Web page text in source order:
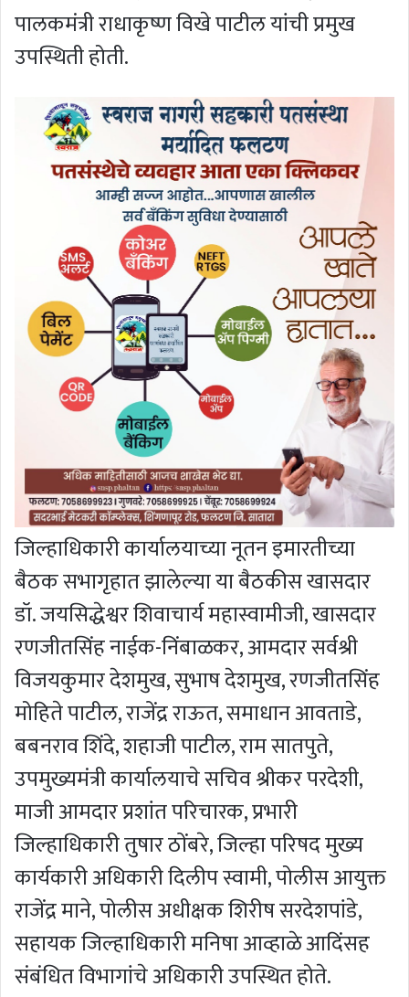
पालकमंत्री राधाकृष्ण विखे पाटील यांची प्रमुख
उपस्थिती होती.
जिल्हाधिकारी कार्यालयाच्या नूतन इमारतीच्या
बैठक सभागृहात झालेल्या या बैठकीस खासदार
डॉ. जयसिद्धेश्वर शिवाचार्य महास्वामीजी, खासदार
रणजीतसिंह नाईक-निंबाळकर, आमदार सर्वश्री
विजयकुमार देशमुख, सुभाष देशमुख, रणजीतसिंह
मोहिते पाटील, राजेंद्र राऊत, समाधान आवताडे,
बबनराव शिंदे, शहाजी पाटील, राम सातपुते,
उपमुख्यमंत्री कार्यालयाचे सचिव श्रीकर परदेशी,
माजी आमदार प्रशांत परिचारक, प्रभारी
जिल्हाधिकारी तुषार ठोंबरे, जिल्हा परिषद मुख्य
कार्यकारी अधिकारी दिलीप स्वामी, पोलीस आयुक्त
राजेंद्र माने, पोलीस अधीक्षक शिरीष सरदेशपांडे,
सहायक जिल्हाधिकारी मनिषा आव्हाळे आदिंसह
संबंधित विभागांचे अधिकारी उपस्थित होते.